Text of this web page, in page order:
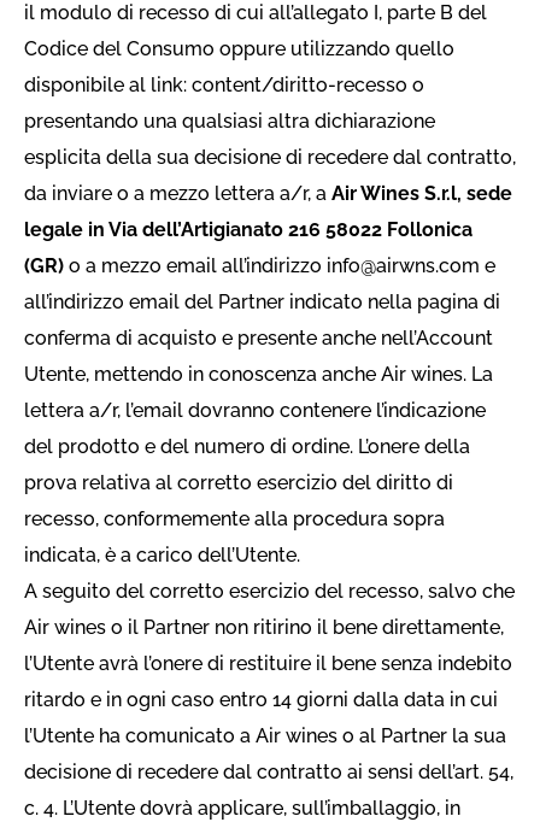
il modulo di recesso di cui all’allegato I, parte B del
Codice del Consumo oppure utilizzando quello
disponibile al link: content/diritto-recesso o
presentando una qualsiasi altra dichiarazione
esplicita della sua decisione di recedere dal contratto,
da inviare o a mezzo lettera a/r, a Air Wines S.r.l, sede
legale in Via dell’Artigianato 216 58022 Follonica
(GR) o a mezzo email all’indirizzo info@airwns.com e
all’indirizzo email del Partner indicato nella pagina di
conferma di acquisto e presente anche nell’Account
Utente, mettendo in conoscenza anche Air wines. La
lettera a/r, l’email dovranno contenere l’indicazione
del prodotto e del numero di ordine. L’onere della
prova relativa al corretto esercizio del diritto di
recesso, conformemente alla procedura sopra
indicata, è a carico dell’Utente.
A seguito del corretto esercizio del recesso, salvo che
Air wines o il Partner non ritirino il bene direttamente,
l’Utente avrà l’onere di restituire il bene senza indebito
ritardo e in ogni caso entro 14 giorni dalla data in cui
l’Utente ha comunicato a Air wines o al Partner la sua
decisione di recedere dal contratto ai sensi dell’art. 54,
c. 4. L’Utente dovrà applicare, sull’imballaggio, in